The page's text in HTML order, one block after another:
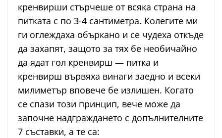
кренвирши стърчеше от всяка страна на
питката с по 3-4 сантиметра. Колегите ми
ги оглеждаха объркано и се чудеха откъде
да захапят, защото за тях бе необичайно
да ядат гол кренвирш — питка и
кренвирш вървяха винаги заедно и всеки
милиметър вповече бе излишен. Когато
се спази този принцип, вече може да
започне надграждането с допълнителните
7 съставки, а те са: